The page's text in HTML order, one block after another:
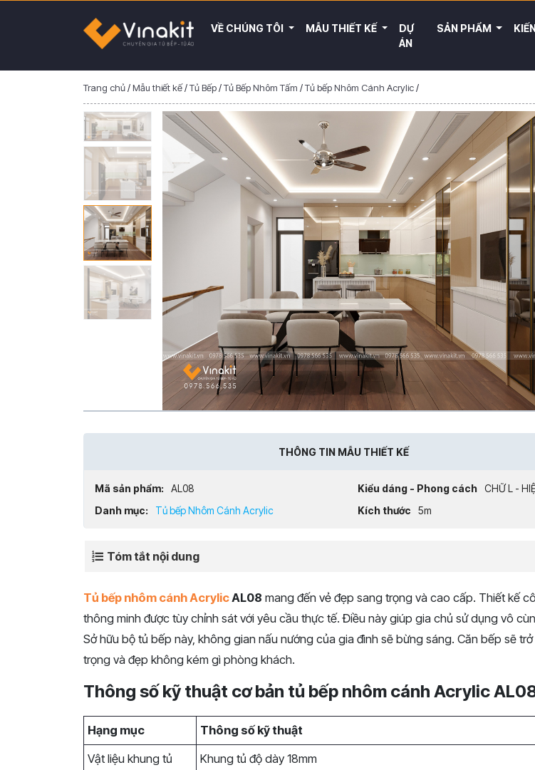
VỀ CHÚNG TÔI MẪU THIẾT KẾ
DỰ
ÁN
SẢN PHẨM
Trang chủ/Mẫu thiết kế/Tủ Bếp/Tủ Bếp Nhôm Tấm /Tủ bếp Nhôm Cánh Acrylic/
THÔNG TIN MẪU THIẾT KẾ
Mã sản phẩm: AL08 Kiểu dáng - Phong cách CHỮ L -
Danh mục:
Tủ bếp Nhôm Cánh Acrylic Kích thước 5m
Tóm tắt nội dung
Tủ bếp nhôm cánh AcrylicAL08 mang đến vẻ đẹp sang trọng và cao cấp. Thiết kế
thông minh được tùy chỉnh sát với yêu cầu thực tế. Điều này giúp gia chủ sử dụng vô
Sở hữu bộ tủ bếp này, không gian nấu nướng của gia đình sẽ bừng sáng. Căn bếp sẽ
trọng và đẹp không kém gì phòng khách.
Thông số kỹ thuật cơ bản tủ bếp nhôm cánh Acrylic
Hạng mục
Thông số kỹ thuật
Vật liệu khung tủ
Khung tủ độ dày 18mm